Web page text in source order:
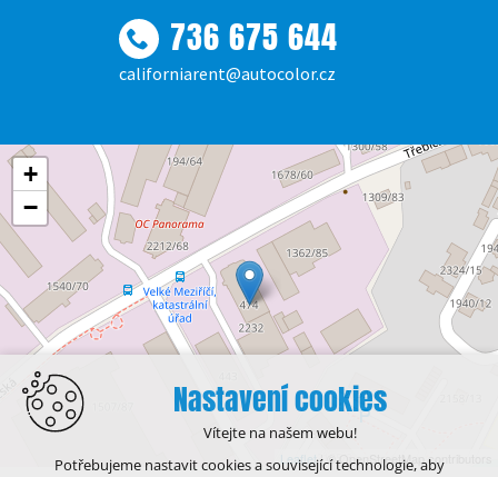
Nastavení cookies
Vítejte na našem webu!
Potřebujeme nastavit cookies a související technologie, aby
736 675 644
californiarent@autocolor.cz
+
−
Leaflet | © OpenStreetMap contributors